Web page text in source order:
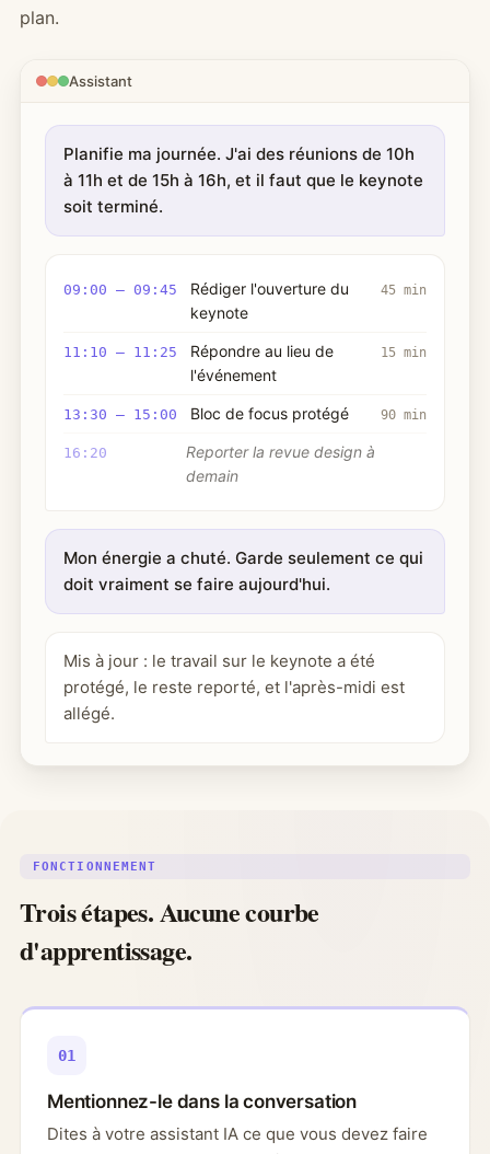
plan.
Assistant
Planifie ma journée. J'ai des réunions de 10h
à 11h et de 15h à 16h, et il faut que le keynote
soit terminé.
09:00 – 09:45
Rédiger l'ouverture du
keynote
45 min
11:10 – 11:25
Répondre au lieu de
l'événement
15 min
13:30 – 15:00 Bloc de focus protégé 90 min
16:20
Reporter la revue design à
demain
Mon énergie a chuté. Garde seulement ce qui
doit vraiment se faire aujourd'hui.
Mis à jour : le travail sur le keynote a été
protégé, le reste reporté, et l'après-midi est
allégé.
FONCTIONNEMENT
Trois étapes. Aucune courbe
d'apprentissage.
01
Mentionnez-le dans la conversation
Dites à votre assistant IA ce que vous devez faire